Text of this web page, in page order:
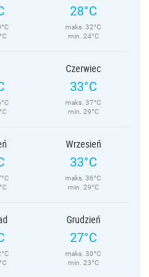
28°C
maks. 32°C
min. 24°C
Czerwiec
33°C
maks. 37°C
min. 29°C
Wrzesień
33°C
maks. 36°C
min. 29°C
Grudzień
27°C
maks. 30°C
min. 23°C